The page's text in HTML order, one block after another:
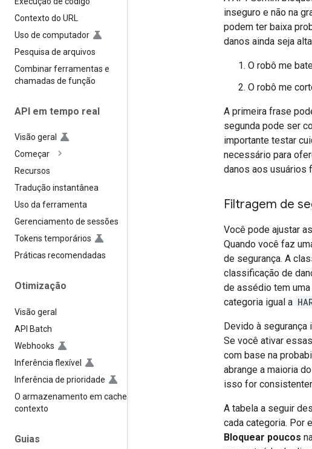
Contexto do URL
Uso de computador
Pesquisa de arquivos
Combinar ferramentas e
chamadas de função
API em tempo real
Visão geral
Começar
Recursos
Tradução instantânea
Uso da ferramenta
Gerenciamento de sessões
Tokens temporários
Práticas recomendadas
Otimização
Visão geral
API Batch
Webhooks
Inferência flexível
Inferência de prioridade
O armazenamento em cache de
contexto
Guias
inseguro e não na
podem ter baixa
danos ainda seja
O robô me
O robô me
A primeira frase
segunda pode ser
importante testar
necessário para
danos aos usuários
Filtragem de
Você pode ajustar
Quando você faz
de segurança. A
classificação de
de assédio tem
categoria igual a
Devido à
Se você ativar
com base na
abrange a maioria
isso for
A tabela a seguir
cada categoria. Por
Bloquear poucos